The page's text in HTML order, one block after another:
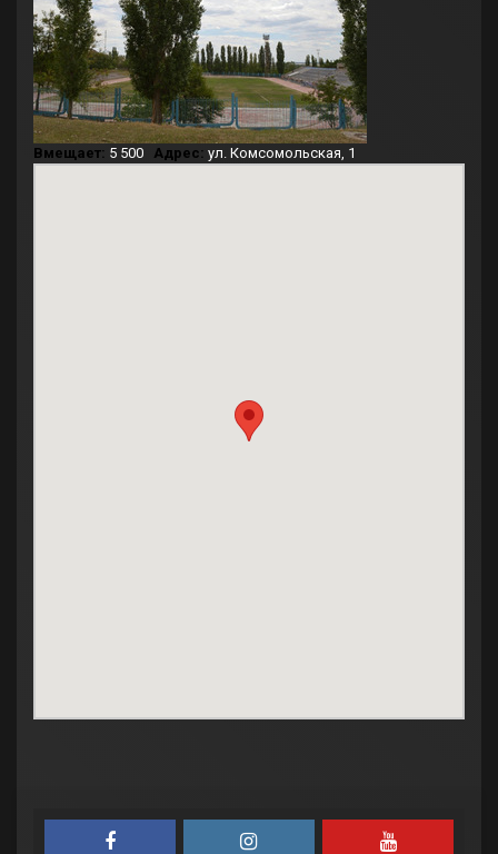
Вмещает: 5 500 Адрес: ул. Комсомольская, 1